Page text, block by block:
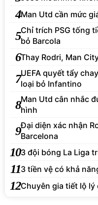
4Man Utd cần mức
5Chỉ trích PSG tống
bỏ Barcola
6Thay Rodri, Man
7UEFA quyết tẩy
loại bỏ Infantino
8Man Utd cân nhắc
hình
9Đại diện xác nhận
Barcelona
103 đội bóng La Liga
113 tiền vệ có khả
12Chuyên gia tiết lộ lý